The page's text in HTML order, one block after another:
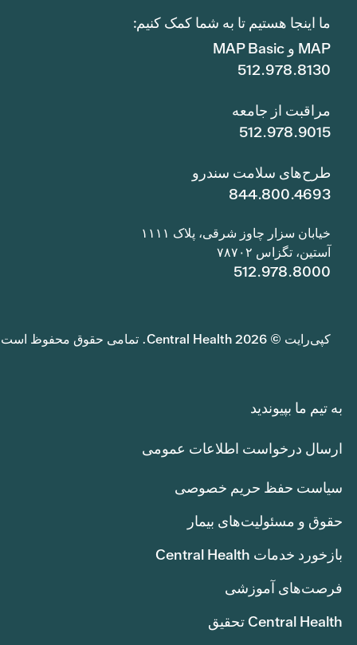
ما اینجا هستیم تا به شما کمک کنیم:
MAP و MAP Basic
512.978.8130
مراقبت از جامعه
512.978.9015
طرح‌های سلامت سندرو
844.800.4693
خیابان سزار چاوز شرقی، پلاک ۱۱۱۱
آستین، تگزاس ۷۸۷۰۲
512.978.8000
کپی‌رایت © 2026 Central Health. تمامی حقوق محفوظ است.
به تیم ما بپیوندید
ارسال درخواست اطلاعات عمومی
سیاست حفظ حریم خصوصی
حقوق و مسئولیت‌های بیمار
بازخورد خدمات Central Health
فرصت‌های آموزشی
Central Health تحقیق